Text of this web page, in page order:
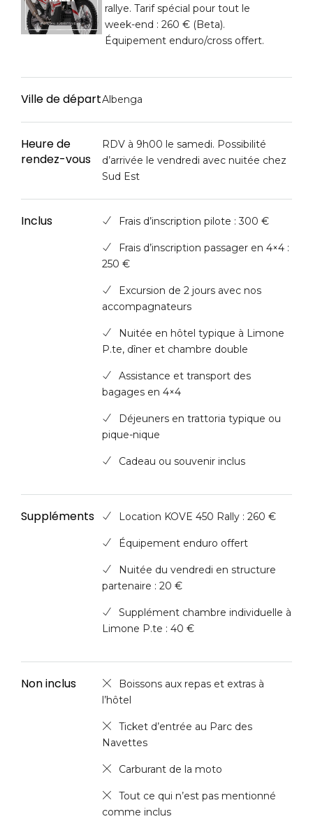
rallye. Tarif spécial pour tout le
week-end : 260 € (Beta).
Équipement enduro/cross offert.
Ville de départAlbenga
Heure de
rendez-vous
RDV à 9h00 le samedi. Possibilité
d’arrivée le vendredi avec nuitée chez
Sud Est
Inclus Frais d’inscription pilote : 300 €
Frais d’inscription passager en 4×4 :
250 €
Excursion de 2 jours avec nos
accompagnateurs
Nuitée en hôtel typique à Limone
P.te, dîner et chambre double
Assistance et transport des
bagages en 4×4
Déjeuners en trattoria typique ou
pique-nique
Cadeau ou souvenir inclus
Suppléments Location KOVE 450 Rally : 260 €
Équipement enduro offert
Nuitée du vendredi en structure
partenaire : 20 €
Supplément chambre individuelle à
Limone P.te : 40 €
Non inclus
Boissons aux repas et extras à
l’hôtel
Ticket d’entrée au Parc des
Navettes
Carburant de la moto
Tout ce qui n’est pas mentionné
comme inclus